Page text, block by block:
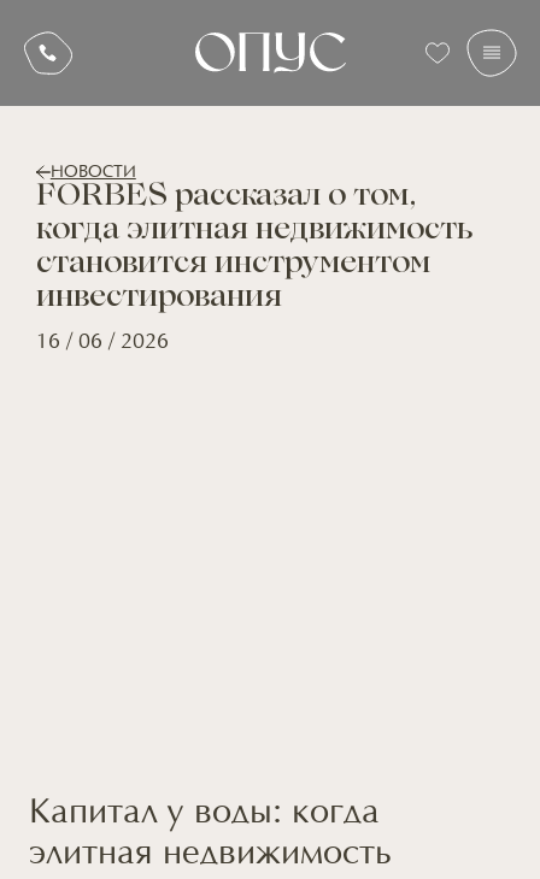
НОВОСТИ
FORBES рассказал о том,
когда элитная недвижимость
становится инструментом
инвестирования
16 / 06 / 2026
Капитал у воды: когда
элитная недвижимость